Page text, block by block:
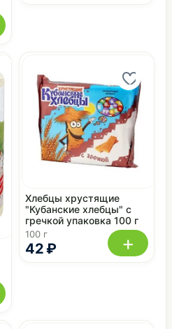
42 ₽
Хлебцы хрустящие
"Кубанские хлебцы" с
гречкой упаковка 100 г
100 г +